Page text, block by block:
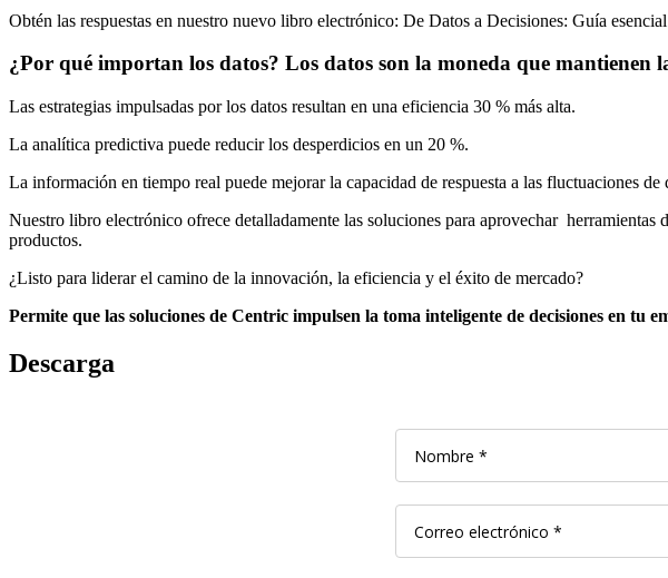
Obtén las respuestas en nuestro nuevo libro electrónico: De Datos a Decisiones: Guía
¿Por qué importan los datos? Los datos son la moneda que mantienen
Las estrategias impulsadas por los datos resultan en una eficiencia 30 % más alta.
La analítica predictiva puede reducir los desperdicios en un 20 %.
La información en tiempo real puede mejorar la capacidad de respuesta a las fluctuaciones de
Nuestro libro electrónico ofrece detalladamente las soluciones para aprovechar
productos.
¿Listo para liderar el camino de la innovación, la eficiencia y el éxito de mercado?
Permite que las soluciones de Centric impulsen la toma inteligente de decisiones en tu
Descarga